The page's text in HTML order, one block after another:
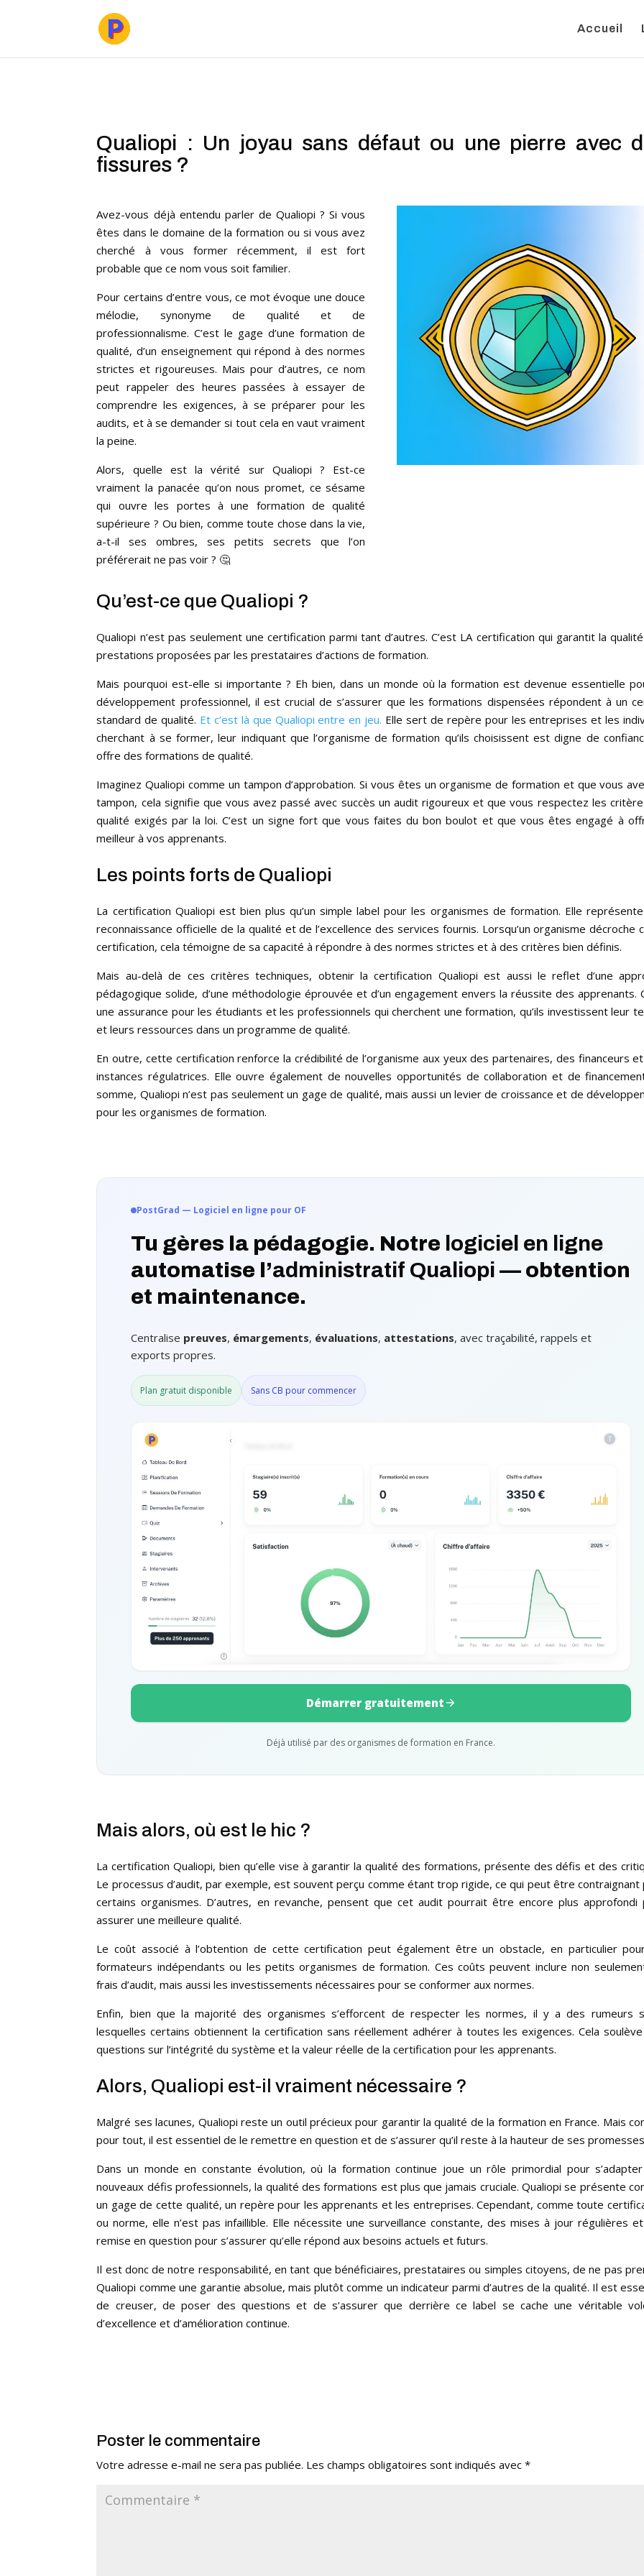
Accueil
Qualiopi : Un joyau sans défaut ou une pierre avec
fissures ?
Avez-vous déjà entendu parler de Qualiopi ? Si vous
êtes dans le domaine de la formation ou si vous avez
cherché à vous former récemment, il est fort
probable que ce nom vous soit familier.
Pour certains d’entre vous, ce mot évoque une douce
mélodie, synonyme de qualité et de
professionnalisme. C’est le gage d’une formation de
qualité, d’un enseignement qui répond à des normes
strictes et rigoureuses. Mais pour d’autres, ce nom
peut rappeler des heures passées à essayer de
comprendre les exigences, à se préparer pour les
audits, et à se demander si tout cela en vaut vraiment
la peine.
Alors, quelle est la vérité sur Qualiopi ? Est-ce
vraiment la panacée qu’on nous promet, ce sésame
qui ouvre les portes à une formation de qualité
supérieure ? Ou bien, comme toute chose dans la vie,
a-t-il ses ombres, ses petits secrets que l’on
préférerait ne pas voir ? 🤔
Qu’est-ce que Qualiopi ?
Qualiopi n’est pas seulement une certification parmi tant d’autres. C’est LA certification qui garantit la
prestations proposées par les prestataires d’actions de formation.
Mais pourquoi est-elle si importante ? Eh bien, dans un monde où la formation est devenue essentielle
développement professionnel, il est crucial de s’assurer que les formations dispensées répondent à un
standard de qualité. Et c’est là que Qualiopi entre en jeu. Elle sert de repère pour les entreprises et les
cherchant à se former, leur indiquant que l’organisme de formation qu’ils choisissent est digne de
offre des formations de qualité.
Imaginez Qualiopi comme un tampon d’approbation. Si vous êtes un organisme de formation et que vous
tampon, cela signifie que vous avez passé avec succès un audit rigoureux et que vous respectez les
qualité exigés par la loi. C’est un signe fort que vous faites du bon boulot et que vous êtes engagé à
meilleur à vos apprenants.
Les points forts de Qualiopi
La certification Qualiopi est bien plus qu’un simple label pour les organismes de formation. Elle
reconnaissance officielle de la qualité et de l’excellence des services fournis. Lorsqu’un organisme décroche
certification, cela témoigne de sa capacité à répondre à des normes strictes et à des critères bien définis.
Mais au-delà de ces critères techniques, obtenir la certification Qualiopi est aussi le reflet d’une
pédagogique solide, d’une méthodologie éprouvée et d’un engagement envers la réussite des apprenants.
une assurance pour les étudiants et les professionnels qui cherchent une formation, qu’ils investissent leur
et leurs ressources dans un programme de qualité.
En outre, cette certification renforce la crédibilité de l’organisme aux yeux des partenaires, des financeurs
instances régulatrices. Elle ouvre également de nouvelles opportunités de collaboration et de
somme, Qualiopi n’est pas seulement un gage de qualité, mais aussi un levier de croissance et de
pour les organismes de formation.
PostGrad — Logiciel en ligne pour OF
Tu gères la pédagogie. Notre logiciel en ligne
automatise l’administratif Qualiopi — obtention
et maintenance.
Centralise preuves, émargements, évaluations, attestations, avec traçabilité, rappels et
exports propres.
Plan gratuit disponible Sans CB pour commencer
Démarrer gratuitement
Déjà utilisé par des organismes de formation en France.
Mais alors, où est le hic ?
La certification Qualiopi, bien qu’elle vise à garantir la qualité des formations, présente des défis et des
Le processus d’audit, par exemple, est souvent perçu comme étant trop rigide, ce qui peut être contraignant
certains organismes. D’autres, en revanche, pensent que cet audit pourrait être encore plus approfondi
assurer une meilleure qualité.
Le coût associé à l’obtention de cette certification peut également être un obstacle, en particulier
formateurs indépendants ou les petits organismes de formation. Ces coûts peuvent inclure non
frais d’audit, mais aussi les investissements nécessaires pour se conformer aux normes.
Enfin, bien que la majorité des organismes s’efforcent de respecter les normes, il y a des rumeurs
lesquelles certains obtiennent la certification sans réellement adhérer à toutes les exigences. Cela
questions sur l’intégrité du système et la valeur réelle de la certification pour les apprenants.
Alors, Qualiopi est-il vraiment nécessaire ?
Malgré ses lacunes, Qualiopi reste un outil précieux pour garantir la qualité de la formation en France. Mais
pour tout, il est essentiel de le remettre en question et de s’assurer qu’il reste à la hauteur de ses
Dans un monde en constante évolution, où la formation continue joue un rôle primordial pour
nouveaux défis professionnels, la qualité des formations est plus que jamais cruciale. Qualiopi se présente
un gage de cette qualité, un repère pour les apprenants et les entreprises. Cependant, comme toute
ou norme, elle n’est pas infaillible. Elle nécessite une surveillance constante, des mises à jour régulières
remise en question pour s’assurer qu’elle répond aux besoins actuels et futurs.
Il est donc de notre responsabilité, en tant que bénéficiaires, prestataires ou simples citoyens, de ne pas
Qualiopi comme une garantie absolue, mais plutôt comme un indicateur parmi d’autres de la qualité. Il est
de creuser, de poser des questions et de s’assurer que derrière ce label se cache une véritable
d’excellence et d’amélioration continue.
Poster le commentaire
Votre adresse e-mail ne sera pas publiée. Les champs obligatoires sont indiqués avec*